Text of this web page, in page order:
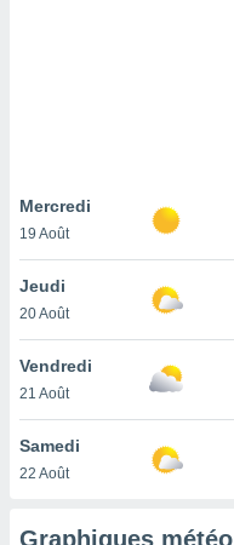
notre
que
et que
Mercredi
19 Août
Jeudi
20 Août
Vendredi
21 Août
Samedi
22 Août
Graphiques météo